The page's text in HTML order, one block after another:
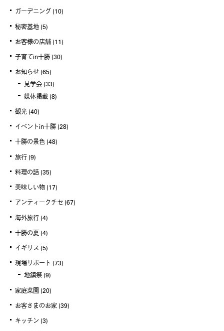
ガーデニング (10)
秘密基地 (5)
お客様の店舗 (11)
子育てin十勝 (30)
お知らせ (65)
見学会 (33)
媒体掲載 (8)
観光 (40)
イベントin十勝 (28)
十勝の景色 (48)
旅行 (9)
料理の話 (35)
美味しい物 (17)
アンティークチセ (67)
海外旅行 (4)
十勝の夏 (4)
イギリス (5)
現場リポート (73)
地鎮祭 (9)
家庭菜園 (20)
お客さまのお家 (39)
キッチン (3)